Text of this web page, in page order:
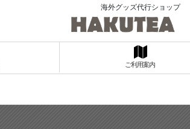
海外グッズ代行ショップ
ご利用案内